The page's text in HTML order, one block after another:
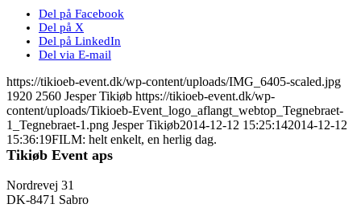
Del på Facebook
Del på X
Del på LinkedIn
Del via E-mail
https://tikioeb-event.dk/wp-content/uploads/IMG_6405-scaled.jpg
1920 2560 Jesper Tikiøb https://tikioeb-event.dk/wp-
content/uploads/Tikioeb-Event_logo_aflangt_webtop_Tegnebraet-
1_Tegnebraet-1.png Jesper Tikiøb2014-12-12 15:25:142014-12-12
15:36:19FILM: helt enkelt, en herlig dag.
Tikiøb Event aps
Nordrevej 31
DK-8471 Sabro